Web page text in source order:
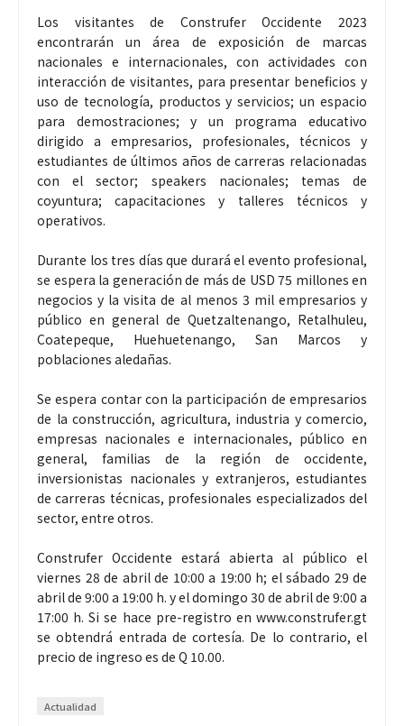
Los visitantes de Construfer Occidente 2023
encontrarán un área de exposición de marcas
nacionales e internacionales, con actividades con
interacción de visitantes, para presentar beneficios y
uso de tecnología, productos y servicios; un espacio
para demostraciones; y un programa educativo
dirigido a empresarios, profesionales, técnicos y
estudiantes de últimos años de carreras relacionadas
con el sector; speakers nacionales; temas de
coyuntura; capacitaciones y talleres técnicos y
operativos.
Durante los tres días que durará el evento profesional,
se espera la generación de más de USD 75 millones en
negocios y la visita de al menos 3 mil empresarios y
público en general de Quetzaltenango, Retalhuleu,
Coatepeque, Huehuetenango, San Marcos y
poblaciones aledañas.
Se espera contar con la participación de empresarios
de la construcción, agricultura, industria y comercio,
empresas nacionales e internacionales, público en
general, familias de la región de occidente,
inversionistas nacionales y extranjeros, estudiantes
de carreras técnicas, profesionales especializados del
sector, entre otros.
Construfer Occidente estará abierta al público el
viernes 28 de abril de 10:00 a 19:00 h; el sábado 29 de
abril de 9:00 a 19:00 h. y el domingo 30 de abril de 9:00 a
17:00 h. Si se hace pre-registro en www.construfer.gt
se obtendrá entrada de cortesía. De lo contrario, el
precio de ingreso es de Q 10.00.
Actualidad